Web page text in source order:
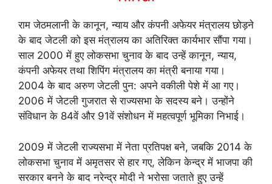
राम जेठमलानी के कानून, न्‍याय और कंपनी अफेयर मंत्रालय छोड़ने
के बाद जेटली को इस मंत्रालय का अतिरिक्‍त कार्यभार सौंपा गया।
साल 2000 में हुए लोकसभा चुनाव के बाद उन्‍हें कानून, न्‍याय,
कंपनी अफेयर तथा शिपिंग मंत्रालय का मंत्री बनाया गया।
2004 के बाद अरुण जेटली पुन: अपने वकीली पेशे में आ गए।
2006 में जेटली गुजरात से राज्‍यसभा के सदस्‍य बने। उन्होंने
संविधान के 84वें और 91वें संशोधन में महत्‍वपूर्ण भूमिका निभाई।
2009 में जेटली राज्यसभा में नेता प्रतिपक्ष बने, जबकि 2014 के
लोकसभा चुनाव में अमृतसर से हार गए, लेकिन केन्द्र में भाजपा की
सरकार बनने के बाद नरेन्द्र मोदी ने भरोसा जताते हुए उन्हें